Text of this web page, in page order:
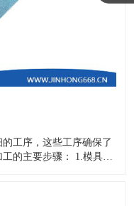
工序，这些工序确保了
步骤： 1.模具设
图纸要求选择合适的板